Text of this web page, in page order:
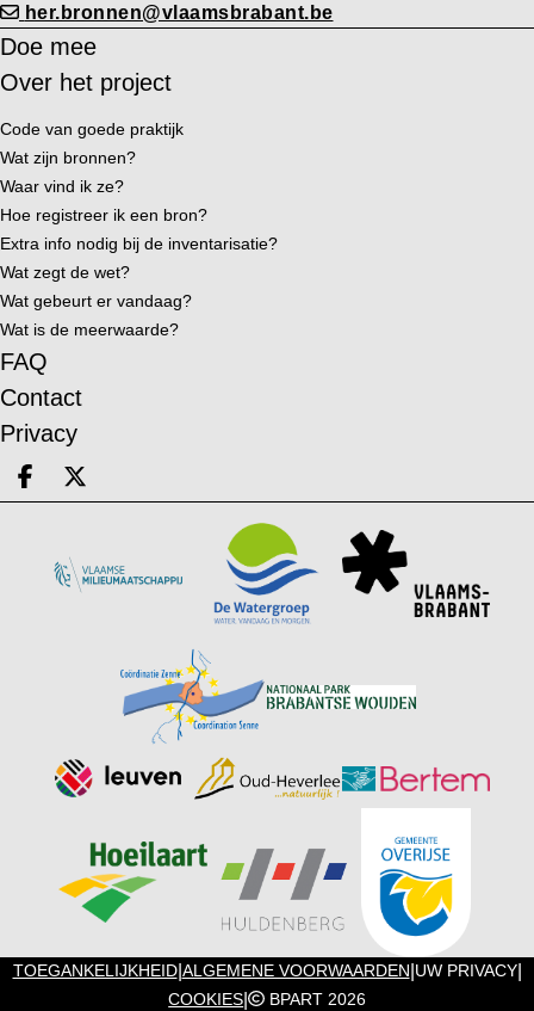
her.bronnen@vlaamsbrabant.be
Doe mee
Over het project
Code van goede praktijk
Wat zijn bronnen?
Waar vind ik ze?
Hoe registreer ik een bron?
Extra info nodig bij de inventarisatie?
Wat zegt de wet?
Wat gebeurt er vandaag?
Wat is de meerwaarde?
FAQ
Contact
Privacy
Deel op facebook
Deel op X
TOEGANKELIJKHEID| ALGEMENE VOORWAARDEN UW PRIVACY|
COOKIES | BPART 2026